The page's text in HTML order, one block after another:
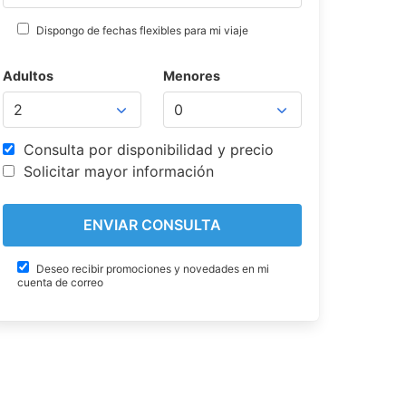
Dispongo de fechas flexibles para mi viaje
Adultos Menores
Consulta por disponibilidad y precio
Solicitar mayor información
Deseo recibir promociones y novedades en mi
cuenta de correo